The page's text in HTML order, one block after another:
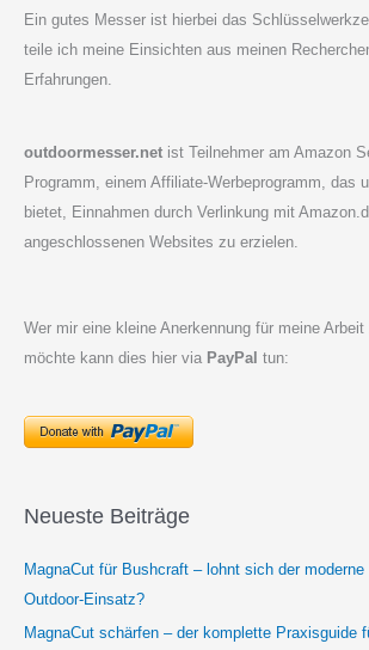
Ein gutes Messer ist hierbei das
teile ich meine Einsichten aus meinen
Erfahrungen.
outdoormesser.netist Teilnehmer am Amazon
Programm, einem Affiliate-Werbeprogramm, das
bietet, Einnahmen durch Verlinkung mit
angeschlossenen Websites zu erzielen.
Wer mir eine kleine Anerkennung für meine
möchte kann dies hier via PayPal tun:
Neueste Beiträge
MagnaCut für Bushcraft – lohnt sich der
Outdoor-Einsatz?
MagnaCut schärfen – der komplette Praxisguide